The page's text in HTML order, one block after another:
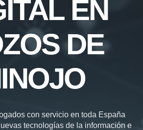
EN
DE
con servicio en toda España
tecnologías de la información e